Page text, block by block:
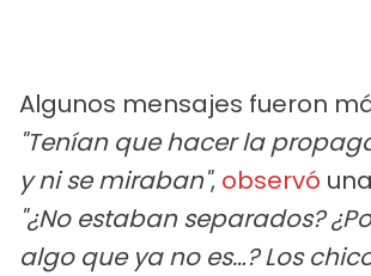
Algunos mensajes fueron
"Tenían que hacer la
y ni se miraban", observó
"¿No estaban separados?
algo que ya no es…? Los